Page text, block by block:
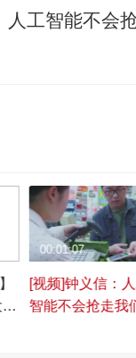
人工智能不会
[视频]钟义信：
智能不会抢走我
00:01:07